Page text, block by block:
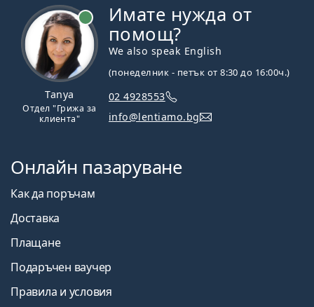
Tanya
Отдел "Грижа за
клиента"
Имате нужда от
помощ?
We also speak English
(понеделник - петък от 8:30 до 16:00ч.)
02 4928553
info@lentiamo.bg
Онлайн пазаруване
Как да поръчам
Доставка
Плащане
Подаръчен ваучер
Правила и условия